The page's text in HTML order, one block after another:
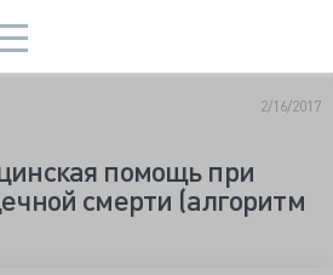
2/16/2017
помощь при
смерти (алгоритм